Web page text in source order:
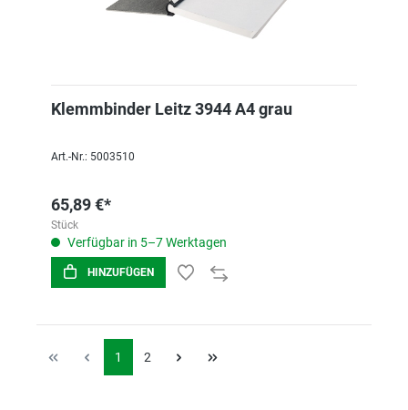
Klemmbinder Leitz 3944 A4 grau
Art.-Nr.: 5003510
65,89 €*
Stück
Verfügbar in 5–7 Werktagen
HINZUFÜGEN
1 2